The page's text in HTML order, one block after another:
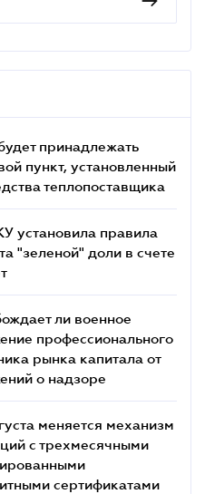
принадлежать
пункт, установленный
теплопоставщика
установила правила
"зеленой" доли в счете
ли военное
профессионального
рынка капитала от
о надзоре
меняется механизм
с трехмесячными
сертификатами